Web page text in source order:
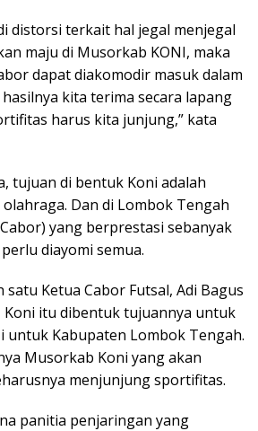
distorsi terkait hal jegal menjegal
maju di Musorkab KONI, maka
dapat diakomodir masuk dalam
kita terima secara lapang
harus kita junjung,” kata
tujuan di bentuk Koni adalah
Dan di Lombok Tengah
yang berprestasi sebanyak
diayomi semua.
Ketua Cabor Futsal, Adi Bagus
Koni itu dibentuk tujuannya untuk
untuk Kabupaten Lombok Tengah.
Musorkab Koni yang akan
menjunjung sportifitas.
panitia penjaringan yang